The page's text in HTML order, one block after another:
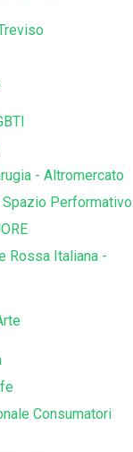
- Altromercato
Spazio Performativo
Rossa Italiana -
Consumatori